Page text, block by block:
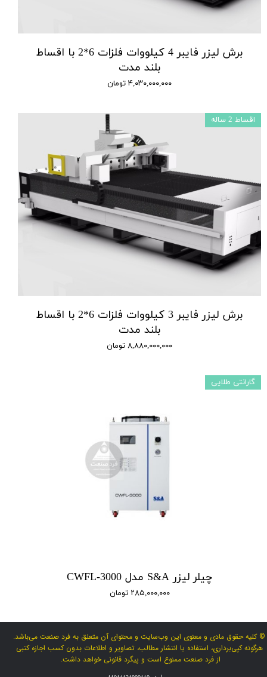
برش لیزر فایبر 4 کیلووات فلزات 6*2 با اقساط
بلند مدت
۴,۰۳۰,۰۰۰,۰۰۰ تومان
برش لیزر فایبر 3 کیلووات فلزات 6*2 با اقساط
بلند مدت
۸,۸۸۰,۰۰۰,۰۰۰ تومان
اقساط 2 ساله
چیلر لیزر S&A مدل CWFL-3000
۲۸۵,۰۰۰,۰۰۰ تومان
گارانتی طلایی
© کلیه حقوق مادی و معنوی این وب‌سایت و محتوای آن متعلق به فرد صنعت می‌باشد.
هرگونه کپی‌برداری، استفاده یا انتشار مطالب، تصاویر و اطلاعات بدون کسب اجازه کتبی
از فرد صنعت ممنوع است و پیگرد قانونی خواهد داشت.